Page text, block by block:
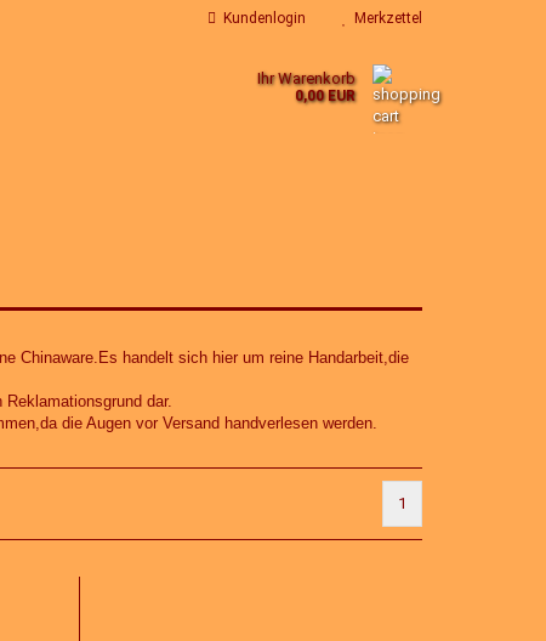
Kundenlogin Merkzettel
Ihr Warenkorb
0,00 EUR
Chinaware.Es handelt sich hier um reine Handarbeit,die
dar.
die Augen vor Versand handverlesen werden.
1